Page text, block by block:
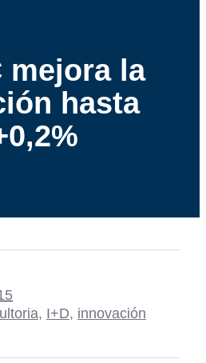
mejora la
hasta
, I+D, innovación